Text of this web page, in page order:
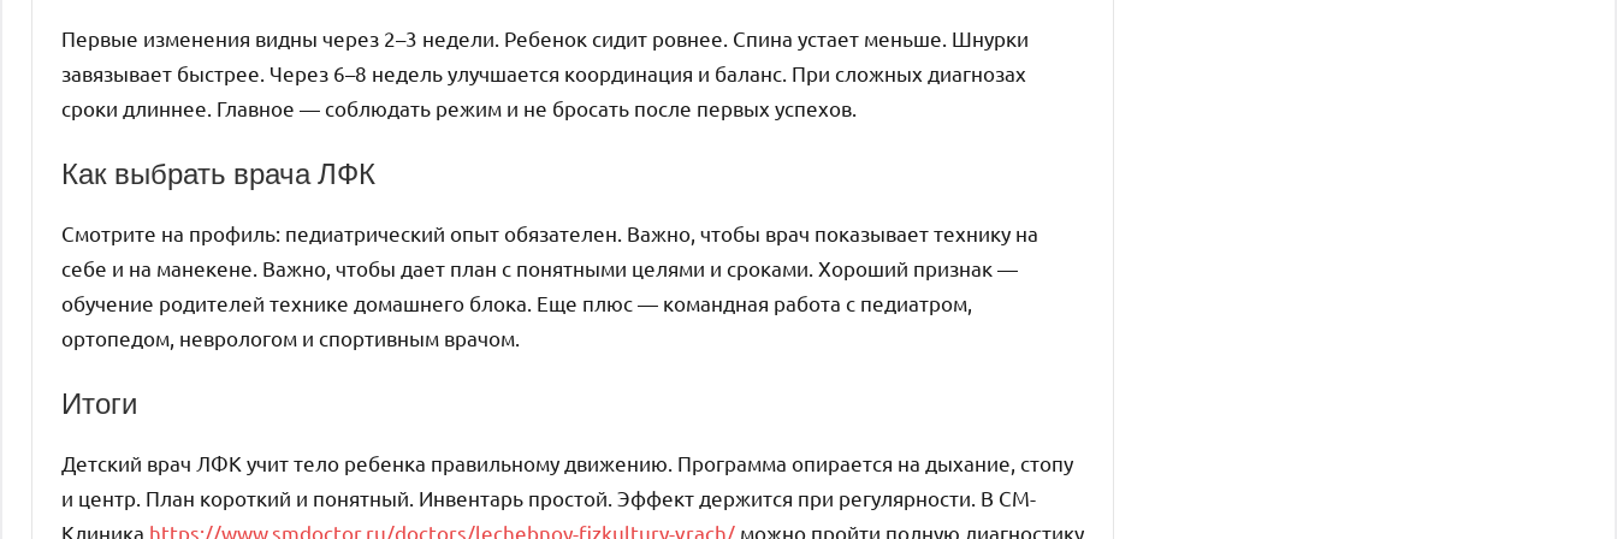
Первые изменения видны через 2–3 недели. Ребенок сидит ровнее. Спина устает меньше. Шнурки
завязывает быстрее. Через 6–8 недель улучшается координация и баланс. При сложных диагнозах
сроки длиннее. Главное — соблюдать режим и не бросать после первых успехов.
Как выбрать врача ЛФК
Смотрите на профиль: педиатрический опыт обязателен. Важно, чтобы врач показывает технику на
себе и на манекене. Важно, чтобы дает план с понятными целями и сроками. Хороший признак —
обучение родителей технике домашнего блока. Еще плюс — командная работа с педиатром,
ортопедом, неврологом и спортивным врачом.
Итоги
Детский врач ЛФК учит тело ребенка правильному движению. Программа опирается на дыхание, стопу
и центр. План короткий и понятный. Инвентарь простой. Эффект держится при регулярности. В СМ-
Клиника https://www.smdoctor.ru/doctors/lechebnoy-fizkultury-vrach/ можно пройти полную диагностику